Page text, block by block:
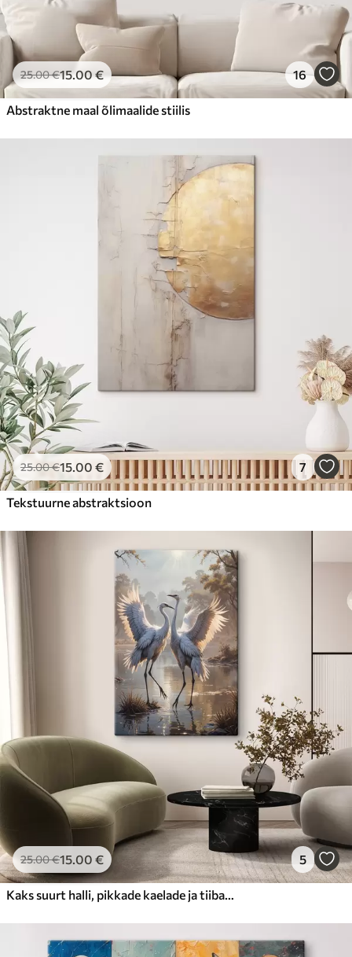
25.00€15.00€ 16
Abstraktne maal õlimaalide stiilis
25.00€15.00 € 7
Tekstuurne abstraktsioon
25.00€15.00 € 5
Kaks suurt halli, pikkade kaelade ja tiibadega kraanat, mis seisavad puudest ümbritsetud udujärves